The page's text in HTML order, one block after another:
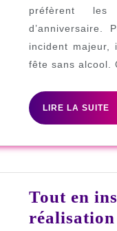
préfèrent
d’anniversaire.
incident majeur,
fête sans alcool.
LIRE LA SUITE
Tout en
réalisation